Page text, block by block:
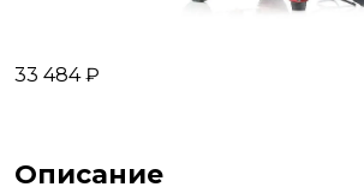
33 484 ₽
Описание